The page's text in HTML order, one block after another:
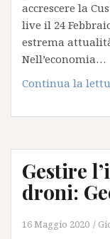
accrescere la
live il 24
estrema
Nell’economia…
Continua la
Gestire
droni:
16 Maggio 2020